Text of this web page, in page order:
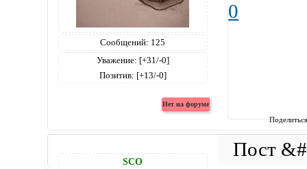
Сообщений: 125
Уважение: [+31/-0]
Позитив: [+13/-0]
0
SCO